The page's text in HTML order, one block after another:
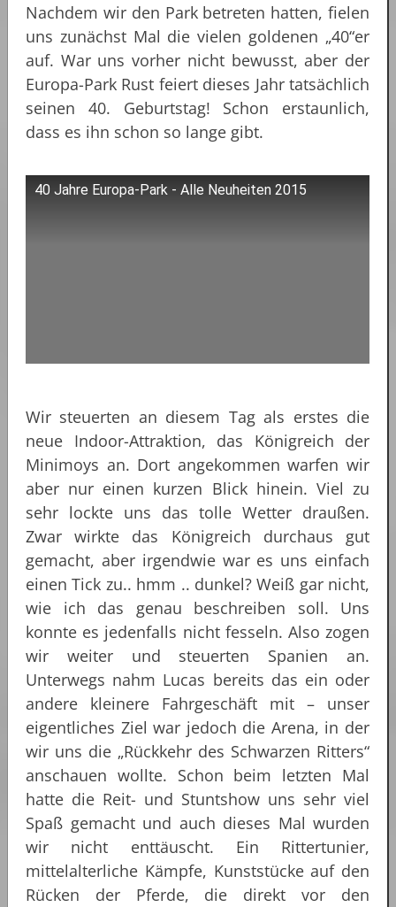
Nachdem wir den Park betreten hatten, fielen
uns zunächst Mal die vielen goldenen „40“er
auf. War uns vorher nicht bewusst, aber der
Europa-Park Rust feiert dieses Jahr tatsächlich
seinen 40. Geburtstag! Schon erstaunlich,
dass es ihn schon so lange gibt.
40 Jahre Europa-Park - Alle Neuheiten 2015
Wir steuerten an diesem Tag als erstes die
neue Indoor-Attraktion, das Königreich der
Minimoys an. Dort angekommen warfen wir
aber nur einen kurzen Blick hinein. Viel zu
sehr lockte uns das tolle Wetter draußen.
Zwar wirkte das Königreich durchaus gut
gemacht, aber irgendwie war es uns einfach
einen Tick zu.. hmm .. dunkel? Weiß gar nicht,
wie ich das genau beschreiben soll. Uns
konnte es jedenfalls nicht fesseln. Also zogen
wir weiter und steuerten Spanien an.
Unterwegs nahm Lucas bereits das ein oder
andere kleinere Fahrgeschäft mit – unser
eigentliches Ziel war jedoch die Arena, in der
wir uns die „Rückkehr des Schwarzen Ritters“
anschauen wollte. Schon beim letzten Mal
hatte die Reit- und Stuntshow uns sehr viel
Spaß gemacht und auch dieses Mal wurden
wir nicht enttäuscht. Ein Rittertunier,
mittelalterliche Kämpfe, Kunststücke auf den
Rücken der Pferde, die direkt vor den